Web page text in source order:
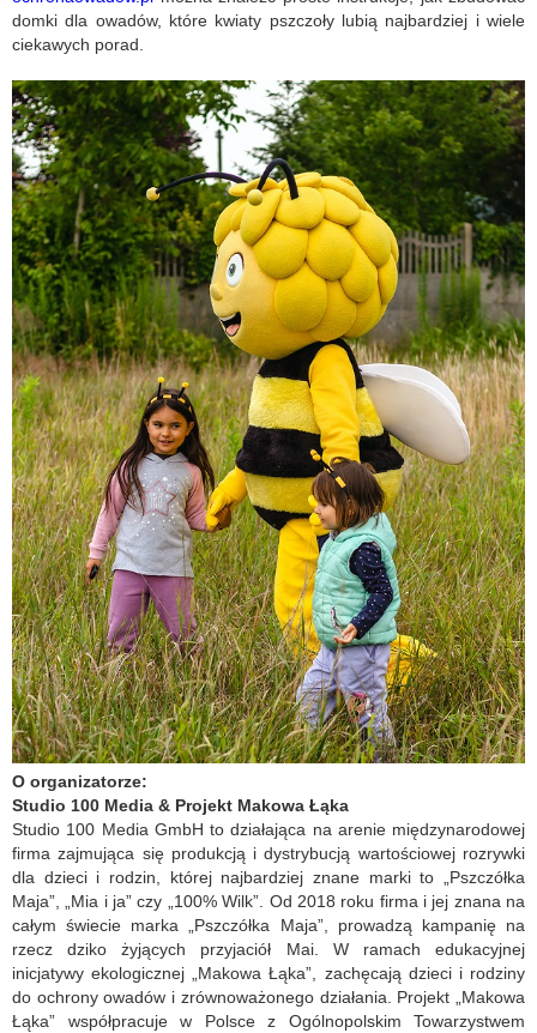
domki dla owadów, które kwiaty pszczoły lubią najbardziej i wiele
ciekawych porad.
O organizatorze:
Studio 100 Media & Projekt Makowa Łąka
Studio 100 Media GmbH to działająca na arenie międzynarodowej
firma zajmująca się produkcją i dystrybucją wartościowej rozrywki
dla dzieci i rodzin, której najbardziej znane marki to „Pszczółka
Maja”, „Mia i ja” czy „100% Wilk”. Od 2018 roku firma i jej znana na
całym świecie marka „Pszczółka Maja”, prowadzą kampanię na
rzecz dziko żyjących przyjaciół Mai. W ramach edukacyjnej
inicjatywy ekologicznej „Makowa Łąka”, zachęcają dzieci i rodziny
do ochrony owadów i zrównoważonego działania. Projekt „Makowa
Łąka” współpracuje w Polsce z Ogólnopolskim Towarzystwem